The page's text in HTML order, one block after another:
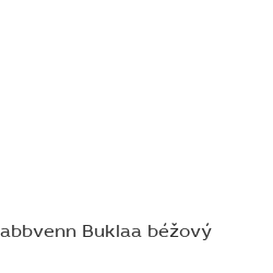
Buklaa béžový